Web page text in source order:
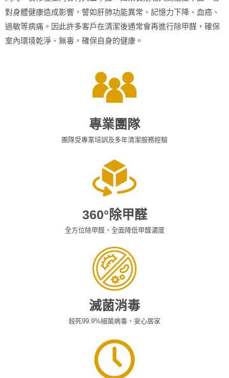
對身體健康造成影響，譬如肝肺功能異常、記憶力下降、血癌、
過敏等病痛。因此許多客戶在清潔後通常會再進行除甲醛，確保
室內環境乾淨、無毒，確保自身的健康。
專業團隊
團隊受專業培訓及多年清潔服務經驗
360°除甲醛
全方位除甲醛，全面降低甲醛濃度
滅菌消毒
殺死99.9%細菌病毒，安心居家